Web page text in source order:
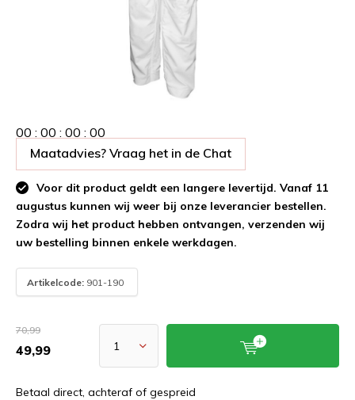
00 : 00 : 00 : 00
Maatadvies? Vraag het in de Chat
Voor dit product geldt een langere levertijd. Vanaf 11
augustus kunnen wij weer bij onze leverancier bestellen.
Zodra wij het product hebben ontvangen, verzenden wij
uw bestelling binnen enkele werkdagen.
Artikelcode: 901-190
70,99
49,99
Betaal direct, achteraf of gespreid